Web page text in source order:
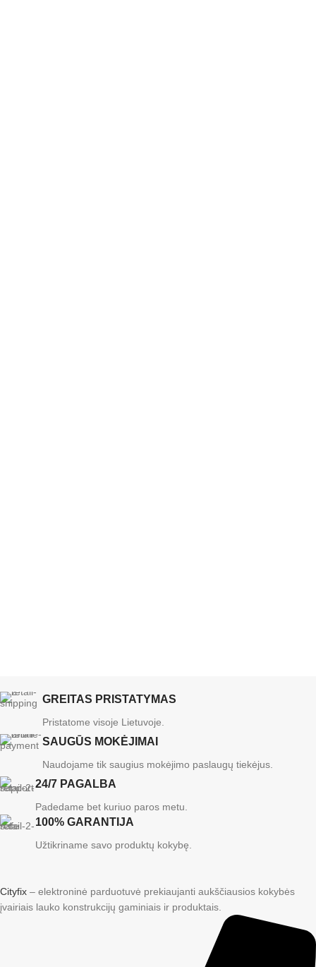
GREITAS PRISTATYMAS
Pristatome visoje Lietuvoje.
SAUGŪS MOKĖJIMAI
Naudojame tik saugius mokėjimo paslaugų tiekėjus.
24/7 PAGALBA
Padedame bet kuriuo paros metu.
100% GARANTIJA
Užtikriname savo produktų kokybę.
Cityfix – elektroninė parduotuvė prekiaujanti aukščiausios kokybės
įvairiais lauko konstrukcijų gaminiais ir produktais.